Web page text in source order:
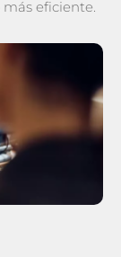
eficiente.